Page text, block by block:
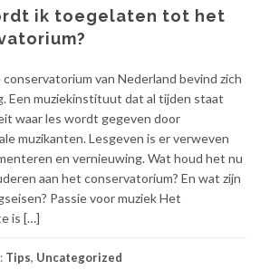
ik toegelaten tot het
van Nederland bevind zich
Een muziekinstituut dat al tijden staat
waar les wordt gegeven door
muzikanten. Lesgeven is er verweven
en vernieuwing. Wat houd het nu
aan het conservatorium? En wat zijn
Passie voor muziek Het
is […]
Tips, Uncategorized